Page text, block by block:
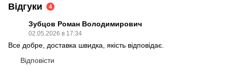
Відгуки 4
Зубцов Роман Володимирович
02.05.2026 в 17:34
Все добре, доставка швидка, якість відповідає.
Відповісти